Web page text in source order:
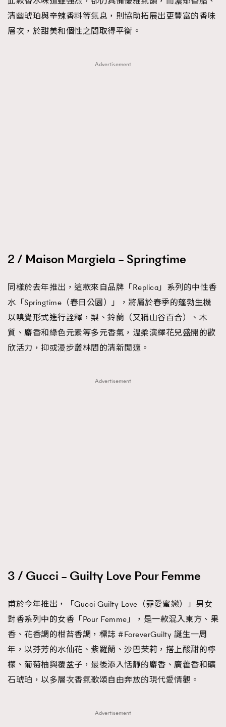
TRENDING
AFrenchMind
DressLikeAParisienne
EmpowerF
FashionWeek FigaroAesthetic
清幽琥珀與辛辣香料等氣息，則協助拓展出更豐富的香味
層次，於甜美和個性之間取得平衡。
Advertisement
2 / Maison Margiela – Springtime
同樣於去年推出，這款來自品牌「Replica」系列的中性香
水「Springtime（春日公園）」，將屬於春季的蓬勃生機
以嗅覺形式進行詮釋，梨、鈴蘭（又稱山谷百合）、木
質、麝香和綠色元素等多元香氣，溫柔演繹花兒盛開的歡
欣活力，抑或漫步叢林間的清新閒適。
Advertisement
3 / Gucci – Guilty Love Pour Femme
甫於今年推出，「Gucci Guilty Love（罪愛蜜戀）」男女
對香系列中的女香「Pour Femme」，是一款混入東方、果
香、花香調的柑苔香調，標誌 #ForeverGuilty 誕生一周
年，以芬芳的水仙花、紫羅蘭、沙巴茉莉，搭上酸甜的檸
檬、葡萄柚與覆盆子，最後添入恬靜的麝香、廣藿香和礦
石琥珀，以多層次香氣歌頌自由奔放的現代愛情觀。
Advertisement